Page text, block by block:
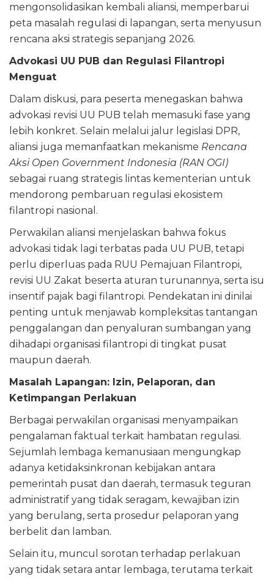
mengonsolidasikan kembali aliansi, memperbarui
peta masalah regulasi di lapangan, serta menyusun
rencana aksi strategis sepanjang 2026.
Advokasi UU PUB dan Regulasi Filantropi
Menguat
Dalam diskusi, para peserta menegaskan bahwa
advokasi revisi UU PUB telah memasuki fase yang
lebih konkret. Selain melalui jalur legislasi DPR,
aliansi juga memanfaatkan mekanisme Rencana
Aksi Open Government Indonesia (RAN OGI)
sebagai ruang strategis lintas kementerian untuk
mendorong pembaruan regulasi ekosistem
filantropi nasional.
Perwakilan aliansi menjelaskan bahwa fokus
advokasi tidak lagi terbatas pada UU PUB, tetapi
perlu diperluas pada RUU Pemajuan Filantropi,
revisi UU Zakat beserta aturan turunannya, serta isu
insentif pajak bagi filantropi. Pendekatan ini dinilai
penting untuk menjawab kompleksitas tantangan
penggalangan dan penyaluran sumbangan yang
dihadapi organisasi filantropi di tingkat pusat
maupun daerah.
Masalah Lapangan: Izin, Pelaporan, dan
Ketimpangan Perlakuan
Berbagai perwakilan organisasi menyampaikan
pengalaman faktual terkait hambatan regulasi.
Sejumlah lembaga kemanusiaan mengungkap
adanya ketidaksinkronan kebijakan antara
pemerintah pusat dan daerah, termasuk teguran
administratif yang tidak seragam, kewajiban izin
yang berulang, serta prosedur pelaporan yang
berbelit dan lamban.
Selain itu, muncul sorotan terhadap perlakuan
yang tidak setara antar lembaga, terutama terkait